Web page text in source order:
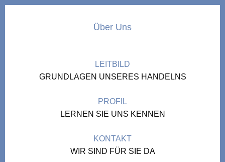
Über Uns
LEITBILD
GRUNDLAGEN UNSERES HANDELNS
PROFIL
LERNEN SIE UNS KENNEN
KONTAKT
WIR SIND FÜR SIE DA